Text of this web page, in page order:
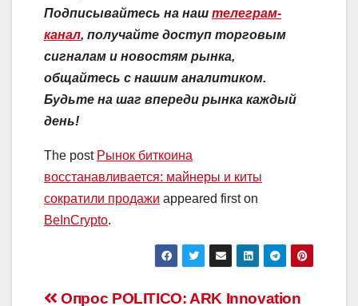
Подписывайтесь на наш телеграм-
канал, получайте доступ торговым
сигналам и новостям рынка,
общайтесь с нашим аналитиком.
Будьте на шаг впереди рынка каждый
день!
The post Рынок биткоина
восстанавливается: майнеры и киты
сократили продажи appeared first on
BeInCrypto.
ARK Innovation
Опрос POLITICO: